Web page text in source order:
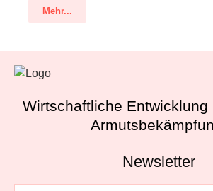
Mehr...
Wirtschaftliche Entwicklung
Newsletter